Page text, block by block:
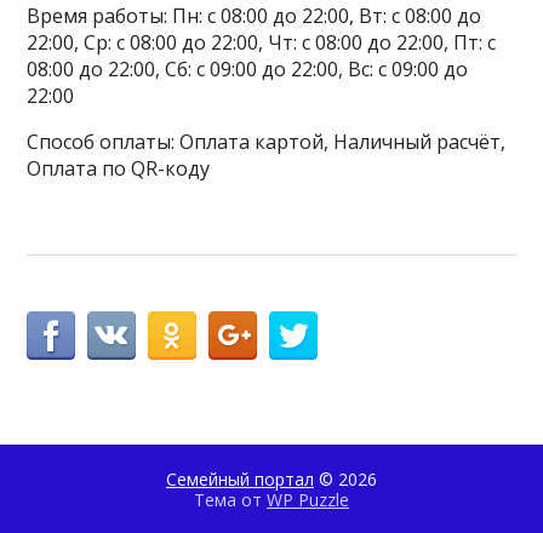
Время работы: Пн: с 08:00 до 22:00, Вт: с 08:00 до
22:00, Ср: с 08:00 до 22:00, Чт: с 08:00 до 22:00, Пт: с
08:00 до 22:00, Сб: с 09:00 до 22:00, Вс: с 09:00 до
22:00
Способ оплаты: Оплата картой, Наличный расчёт,
Оплата по QR-коду
Семейный портал © 2026
Тема от WP Puzzle